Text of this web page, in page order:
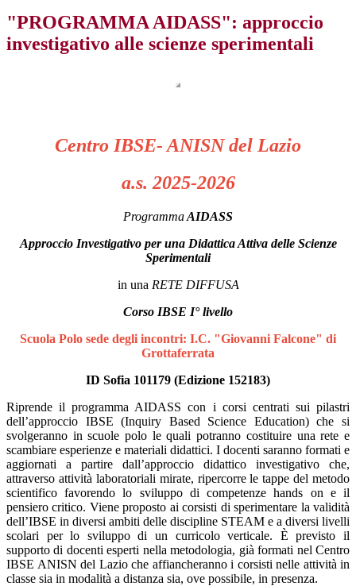
"PROGRAMMA AIDASS": approccio
investigativo alle scienze sperimentali
Centro IBSE- ANISN del Lazio
a.s. 2025-2026
ProgrammaAIDASS
Approccio Investigativo per una Didattica Attiva delle Scienze
Sperimentali
in una RETE DIFFUSA
Corso IBSE I° livello
Scuola Polo sede degli incontri: I.C. "Giovanni Falcone" di
Grottaferrata
ID Sofia 101179 (Edizione 152183)
Riprende il programma AIDASS con i corsi centrati sui pilastri
dell’approccio IBSE (Inquiry Based Science Education) che si
svolgeranno in scuole polo le quali potranno costituire una rete e
scambiare esperienze e materiali didattici. I docenti saranno formati e
aggiornati a partire dall’approccio didattico investigativo che,
attraverso attività laboratoriali mirate, ripercorre le tappe del metodo
scientifico favorendo lo sviluppo di competenze hands on e il
pensiero critico. Viene proposto ai corsisti di sperimentare la validità
dell’IBSE in diversi ambiti delle discipline STEAM e a diversi livelli
scolari per lo sviluppo di un curricolo verticale. È previsto il
supporto di docenti esperti nellametodologia, già formati nel Centro
IBSE ANISN del Lazio che affiancheranno i corsisti nelle attività in
classe sia in modalità a distanza sia, ove possibile, in presenza.